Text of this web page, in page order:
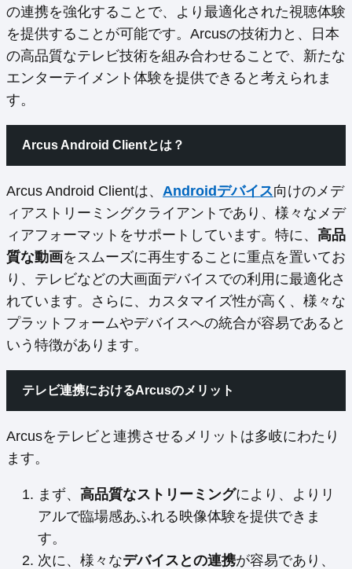
の連携を強化することで、より最適化された視聴体験
を提供することが可能です。Arcusの技術力と、日本
の高品質なテレビ技術を組み合わせることで、新たな
エンターテイメント体験を提供できると考えられま
す。
Arcus Android Clientとは？
Arcus Android Clientは、 Androidデバイス向けのメデ
ィアストリーミングクライアントであり、様々なメデ
ィアフォーマットをサポートしています。特に、 高品
質な動画をスムーズに再生することに重点を置いてお
り、テレビなどの大画面デバイスでの利用に最適化さ
れています。さらに、カスタマイズ性が高く、様々な
プラットフォームやデバイスへの統合が容易であると
いう特徴があります。
テレビ連携におけるArcusのメリット
Arcusをテレビと連携させるメリットは多岐にわたり
ます。
まず、 高品質なストリーミングにより、よりリ
アルで臨場感あふれる映像体験を提供できま
す。
次に、様々なデバイスとの連携が容易であり、